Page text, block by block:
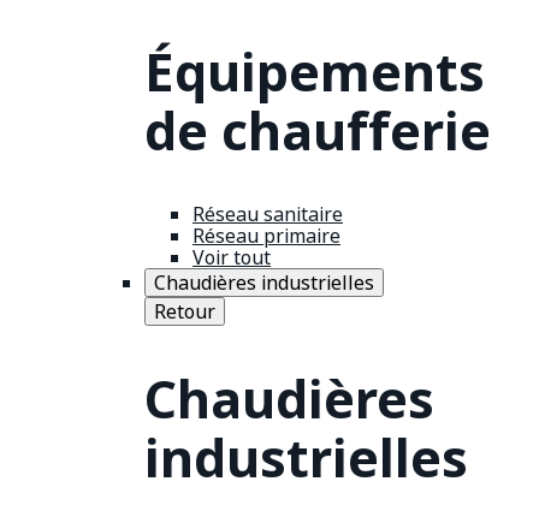
Équipements
de chaufferie
Réseau sanitaire
Réseau primaire
Voir tout
Chaudières industrielles
Retour
Chaudières
industrielles